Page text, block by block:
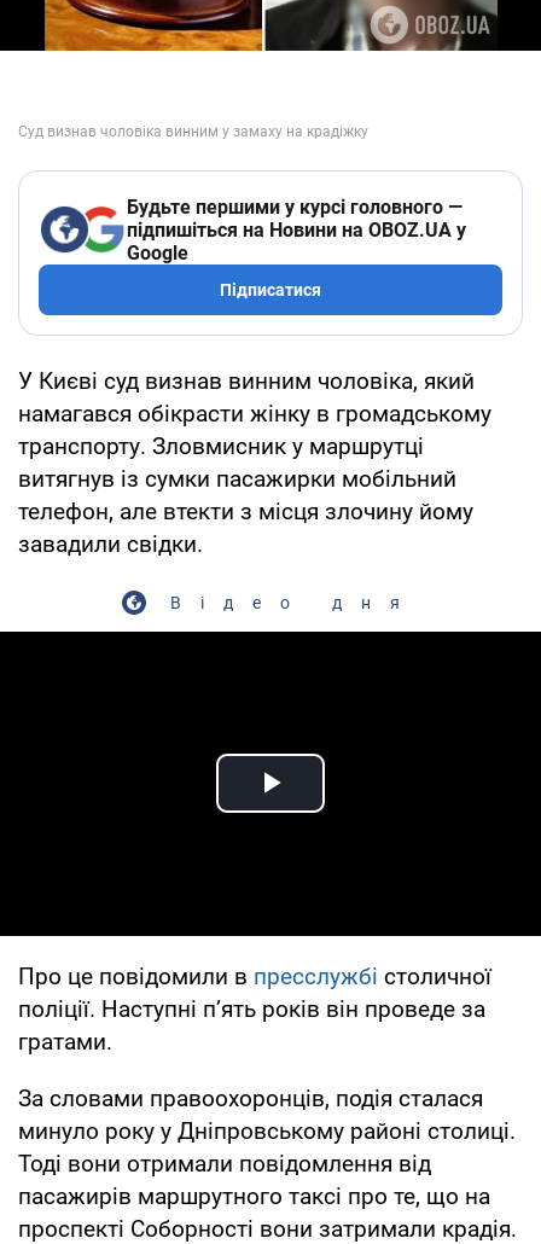
Будьте першими у курсі головного —
підпишіться на Новини на OBOZ.UA у
Google
Підписатися
У Києві суд визнав винним чоловіка, який
намагався обікрасти жінку в громадському
транспорту. Зловмисник у маршрутці
витягнув із сумки пасажирки мобільний
телефон, але втекти з місця злочину йому
завадили свідки.
Відео дня
Play Video
Про це повідомили в пресслужбі столичної
поліції. Наступні п’ять років він проведе за
гратами.
За словами правоохоронців, подія сталася
минуло року у Дніпровському районі столиці.
Тоді вони отримали повідомлення від
пасажирів маршрутного таксі про те, що на
проспекті Соборності вони затримали крадія.